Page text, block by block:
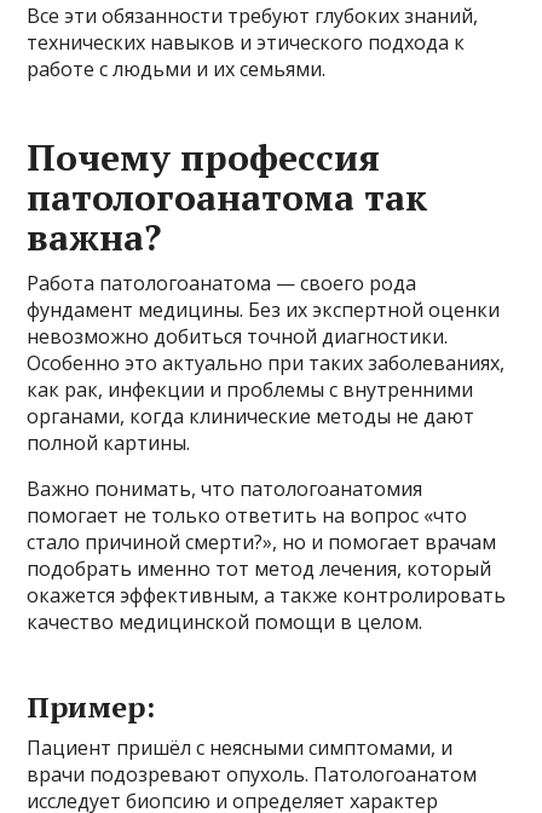
Все эти обязанности требуют глубоких знаний,
технических навыков и этического подхода к
работе с людьми и их семьями.
Почему профессия
патологоанатома так
важна?
Работа патологоанатома — своего рода
фундамент медицины. Без их экспертной оценки
невозможно добиться точной диагностики.
Особенно это актуально при таких заболеваниях,
как рак, инфекции и проблемы с внутренними
органами, когда клинические методы не дают
полной картины.
Важно понимать, что патологоанатомия
помогает не только ответить на вопрос «что
стало причиной смерти?», но и помогает врачам
подобрать именно тот метод лечения, который
окажется эффективным, а также контролировать
качество медицинской помощи в целом.
Пример:
Пациент пришёл с неясными симптомами, и
врачи подозревают опухоль. Патологоанатом
исследует биопсию и определяет характер